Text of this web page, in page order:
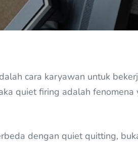
cara karyawan untuk
quiet firing adalah
dengan quiet quitting,